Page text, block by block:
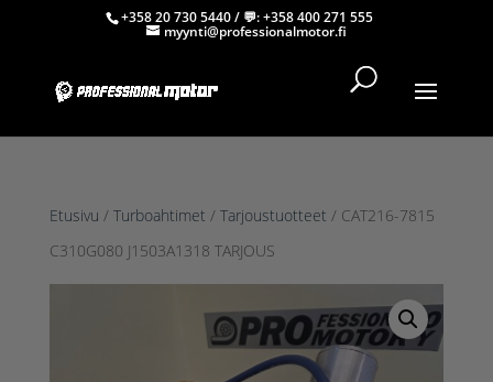
+358 20 730 5440/ 💬:+358 400 271 555
myynti@professionalmotor.fi
Etusivu / Turboahtimet / Tarjoustuotteet / CAT216-7815
C310G080 J1503A1318 TARJOUS